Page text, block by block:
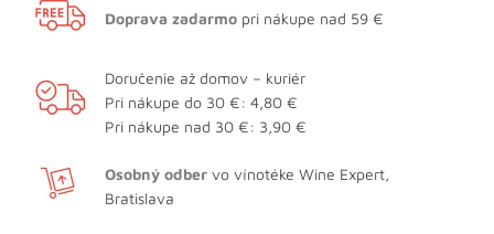
Doprava zadarmo pri nákupe nad 59 €
Doručenie až domov – kuriér
Pri nákupe do 30 €: 4,80 €
Pri nákupe nad 30 €: 3,90 €
Osobný odber vo vínotéke Wine Expert,
Bratislava